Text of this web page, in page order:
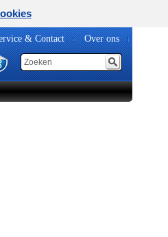
& Contact Over ons